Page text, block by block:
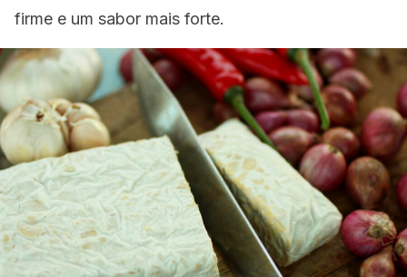
firme e um sabor mais forte.